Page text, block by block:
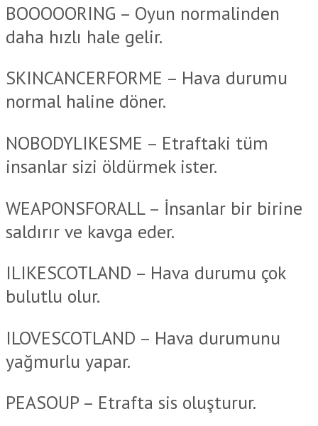
BOOOOORING – Oyun normalinden
daha hızlı hale gelir.
SKINCANCERFORME – Hava durumu
normal haline döner.
NOBODYLIKESME – Etraftaki tüm
insanlar sizi öldürmek ister.
WEAPONSFORALL – İnsanlar bir birine
saldırır ve kavga eder.
ILIKESCOTLAND – Hava durumu çok
bulutlu olur.
ILOVESCOTLAND – Hava durumunu
yağmurlu yapar.
PEASOUP – Etrafta sis oluşturur.